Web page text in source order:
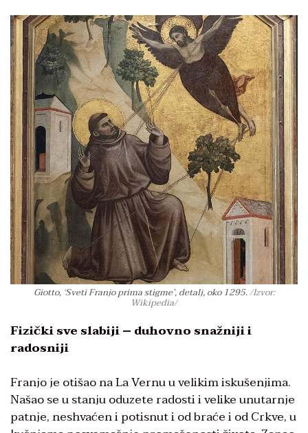
Giotto, ‘Sveti Franjo prima stigme’, detalj, oko 1295./Izvor:
Wikipedia/
Fizički sve slabiji – duhovno snažniji i
radosniji
Franjo je otišao na La Vernu u velikim iskušenjima.
Našao se u stanju oduzete radosti i velike unutarnje
patnje, neshvaćen i potisnut i od braće i od Crkve, u